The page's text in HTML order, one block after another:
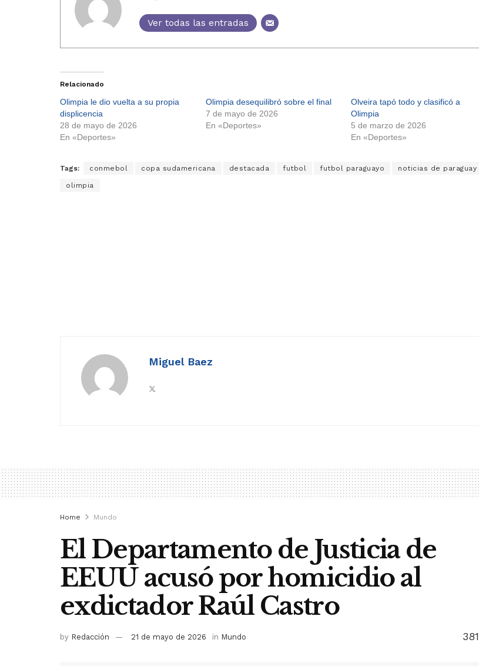
Ver todas las entradas
Relacionado
Olimpia le dio vuelta a su propia
displicencia
28 de mayo de 2026
En «Deportes»
Olimpia desequilibró sobre el final
7 de mayo de 2026
En «Deportes»
Olveira tapó todo y clasificó a
Olimpia
5 de marzo de 2026
En «Deportes»
Tags: conmebol copa sudamericana destacada futbol futbol paraguayo noticias de paraguay
olimpia
Miguel Baez
Home Mundo
El Departamento de Justicia de
EEUU acusó por homicidio al
exdictador Raúl Castro
by Redacción 21 de mayo de 2026 in Mundo 381